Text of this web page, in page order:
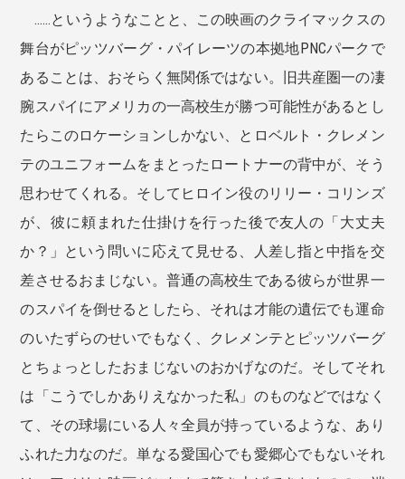
……というようなことと、この映画のクライマックスの
舞台がピッツバーグ・パイレーツの本拠地PNCパークで
あることは、おそらく無関係ではない。旧共産圏一の凄
腕スパイにアメリカの一高校生が勝つ可能性があるとし
たらこのロケーションしかない、とロベルト・クレメン
テのユニフォームをまとったロートナーの背中が、そう
思わせてくれる。そしてヒロイン役のリリー・コリンズ
が、彼に頼まれた仕掛けを行った後で友人の「大丈夫
か？」という問いに応えて見せる、人差し指と中指を交
差させるおまじない。普通の高校生である彼らが世界一
のスパイを倒せるとしたら、それは才能の遺伝でも運命
のいたずらのせいでもなく、クレメンテとピッツバーグ
とちょっとしたおまじないのおかげなのだ。そしてそれ
は「こうでしかありえなかった私」のものなどではなく
て、その球場にいる人々全員が持っているような、あり
ふれた力なのだ。単なる愛国心でも愛郷心でもないそれ